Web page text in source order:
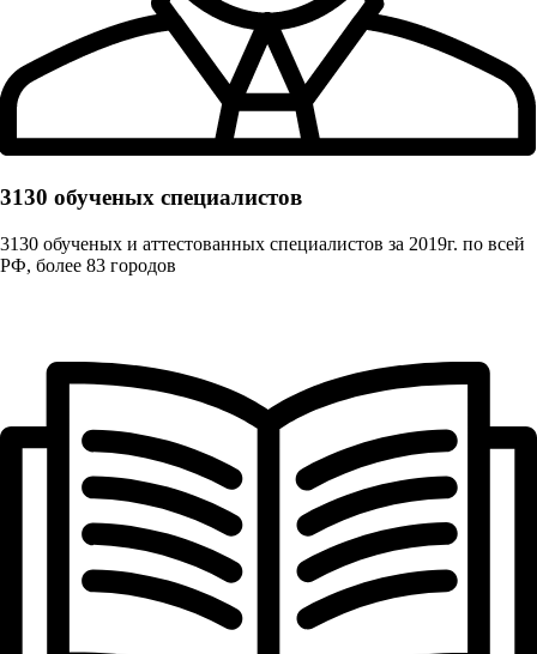
3130 обученых cпециалистов
3130 обученых и аттестованных специалистов за 2019г. по всей
РФ, более 83 городов